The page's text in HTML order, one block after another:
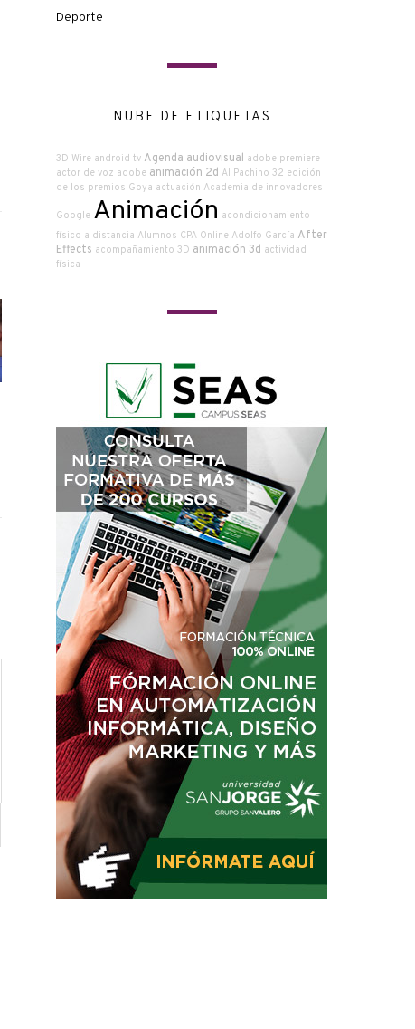
Deporte
NUBE DE ETIQUETAS
3D Wire android tv Agenda audiovisual adobe premiere
actor de voz adobe animación 2d Al Pachino 32 edición
de los premios Goya actuación Academia de innovadores
Google Animación acondicionamiento
físico a distancia Alumnos CPA Online Adolfo García After
Effects acompañamiento 3D animación 3d actividad
física